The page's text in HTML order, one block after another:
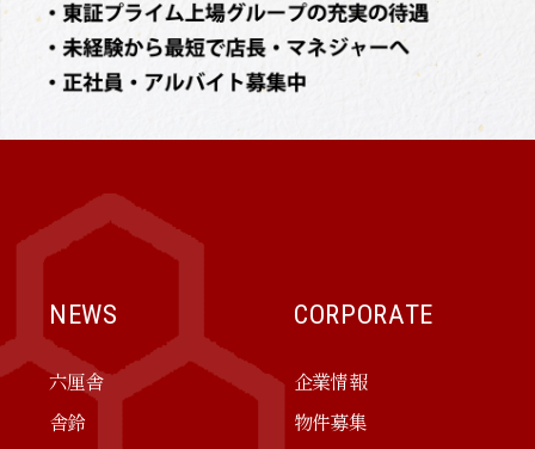
NEWS
六厘舎
舎鈴
CORPORATE
企業情報
物件募集